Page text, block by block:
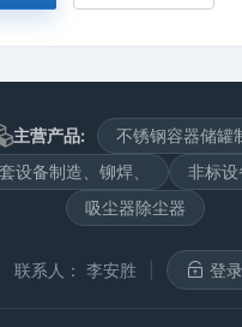
主营产品:
不锈钢容器储罐
设备制造、铆焊、
非标
吸尘器除尘器
联系人： 李安胜 登